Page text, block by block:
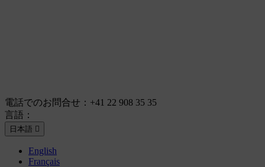
電話でのお問合せ： +41 22 908 35 35
言語：
日本語 
English
Français